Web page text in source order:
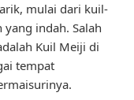
mulai dari kuil-
indah. Salah
Kuil Meiji di
tempat